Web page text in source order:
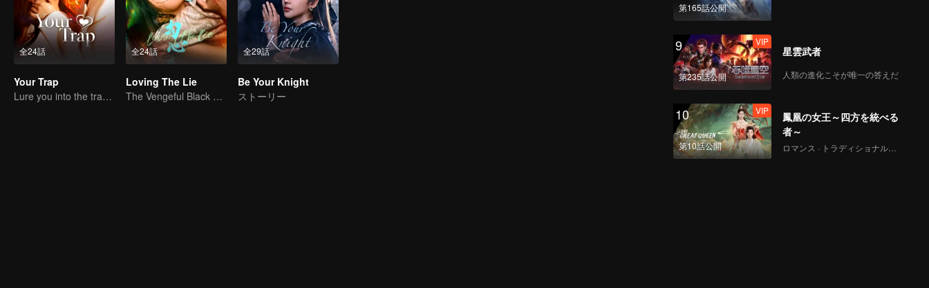
全24話
Your Trap
Lure you into the trap with love as bait
全24話
Loving The Lie
The Vengeful Black Lotus Falls for the Rogue Young Master
全29話
Be Your Knight
ストーリー
第165話公開
9
第235話公開
VIP
星雲武者
人類の進化こそが唯一の答えだ
10
第10話公開
VIP
鳳凰の女王～四方を統べる
者～
ロマンス · トラディショナル・コスチューム · ファンタジー